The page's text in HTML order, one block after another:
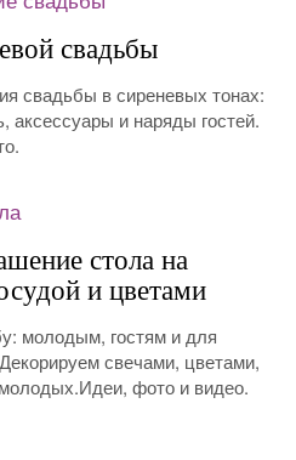
свадьбы
свадьбы в сиреневых тонах:
аксессуары и наряды гостей.
стола на
и цветами
молодым, гостям и для
свечами, цветами,
фото и видео.